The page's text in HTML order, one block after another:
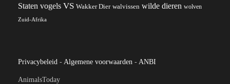
Staten vogels VS Wakker Dier walvissen wilde dieren wolven
Zuid-Afrika
Privacybeleid - Algemene voorwaarden - ANBI
AnimalsToday